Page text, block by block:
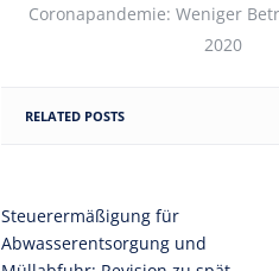
Coronapandemie: Weniger
2020
RELATED POSTS
Steuerermäßigung für
Abwasserentsorgung und